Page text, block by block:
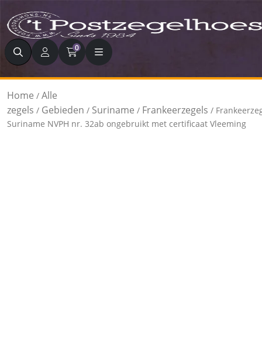
Zoeken 0
Home / Alle
zegels / Gebieden / Suriname / Frankeerzegels /
Suriname NVPH nr. 32ab ongebruikt met certificaat Vleeming